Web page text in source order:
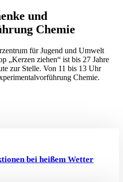
und
Chemie
für Jugend und Umwelt
„Kerzen ziehen“ ist bis 27 Jahre
zur Stelle. Von 11 bis 13 Uhr
Chemie.
bei heißem Wetter